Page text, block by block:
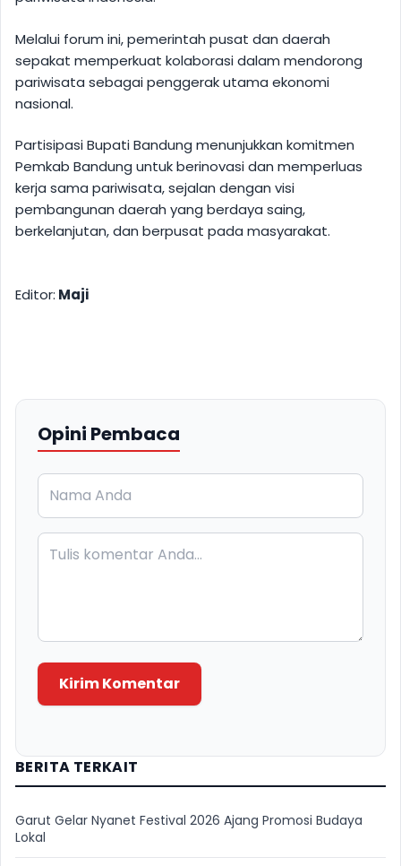
BERITA TERKAIT
Garut Gelar Nyanet Festival 2026 Ajang Promosi Budaya
Lokal
Melalui forum ini, pemerintah pusat dan daerah
sepakat memperkuat kolaborasi dalam mendorong
pariwisata sebagai penggerak utama ekonomi
nasional.
Partisipasi Bupati Bandung menunjukkan komitmen
Pemkab Bandung untuk berinovasi dan memperluas
kerja sama pariwisata, sejalan dengan visi
pembangunan daerah yang berdaya saing,
berkelanjutan, dan berpusat pada masyarakat.
Editor: Maji
Opini Pembaca
Kirim Komentar